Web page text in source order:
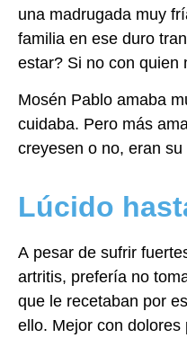
una madrugada muy
familia en ese duro
estar? Si no con quien
Mosén Pablo amaba
cuidaba. Pero más
creyesen o no, eran su
Lúcido
A pesar de sufrir
artritis, prefería no
que le recetaban por
ello. Mejor con dolores